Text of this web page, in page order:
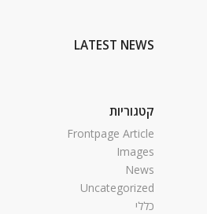
LATEST NEWS
קטגוריות
Frontpage Article
Images
News
Uncategorized
כללי